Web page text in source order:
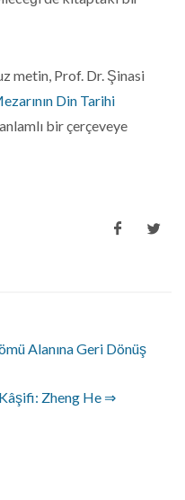
metin, Prof. Dr. Şinasi
Din Tarihi
bir çerçeveye
Alanına Geri Dönüş
Zheng He ⇒